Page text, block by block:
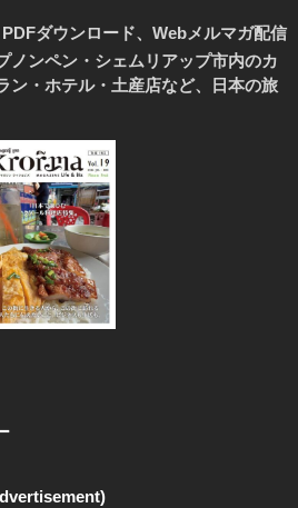
ダウンロード、Webメルマガ配信
ノンペン・シェムリアップ市内のカ
ン・ホテル・土産店など、日本の旅